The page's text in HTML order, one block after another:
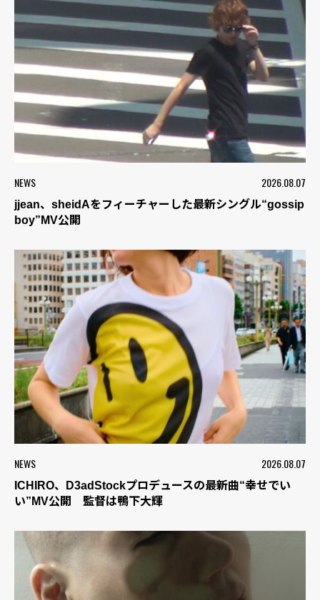
NEWS 2026.08.07
jjean、sheidAをフィーチャーした最新シングル“gossip
boy”MV公開
NEWS 2026.08.07
ICHIRO、D3adStockプロデュースの最新曲“幸せでい
い”MV公開 監督は鴨下大輝